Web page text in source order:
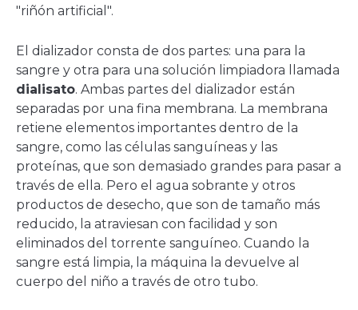
"riñón artificial".
El dializador consta de dos partes: una para la
sangre y otra para una solución limpiadora llamada
dialisato. Ambas partes del dializador están
separadas por una fina membrana. La membrana
retiene elementos importantes dentro de la
sangre, como las células sanguíneas y las
proteínas, que son demasiado grandes para pasar a
través de ella. Pero el agua sobrante y otros
productos de desecho, que son de tamaño más
reducido, la atraviesan con facilidad y son
eliminados del torrente sanguíneo. Cuando la
sangre está limpia, la máquina la devuelve al
cuerpo del niño a través de otro tubo.